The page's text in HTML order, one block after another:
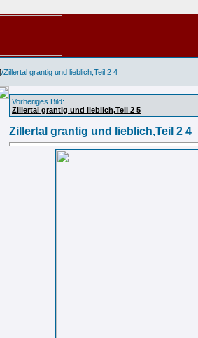
/Zillertal grantig und lieblich,Teil 2 4
Vorheriges Bild:
Zillertal grantig und lieblich,Teil 2 5
Zillertal grantig und lieblich,Teil 2 4